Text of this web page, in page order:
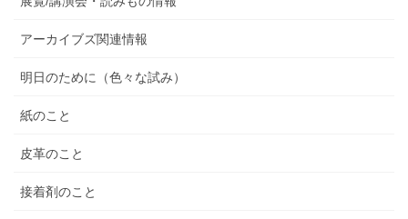
アーカイブズ関連情報
明日のために（色々な試み）
紙のこと
皮革のこと
接着剤のこと